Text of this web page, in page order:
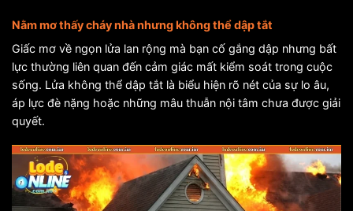
Nằm mơ thấy cháy nhà nhưng không thể dập tắt
Giấc mơ về ngọn lửa lan rộng mà bạn cố gắng dập nhưng bất
lực thường liên quan đến cảm giác mất kiểm soát trong cuộc
sống. Lửa không thể dập tắt là biểu hiện rõ nét của sự lo âu,
áp lực đè nặng hoặc những mâu thuẫn nội tâm chưa được giải
quyết.